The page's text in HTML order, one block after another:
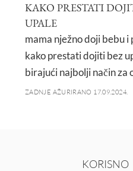
KAKO PRESTATI
UPALE
mama nježno doji bebu i
kako prestati dojiti bez
birajući najbolji način za
ZADNJE AŽURIRANO 17.09.2024.
KORISNO